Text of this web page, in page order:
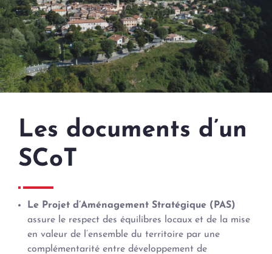
Les documents d’un
SCoT
Le Projet d’Aménagement Stratégique (PAS)
assure le respect des équilibres locaux et de la mise
en valeur de l’ensemble du territoire par une
complémentarité entre développement de